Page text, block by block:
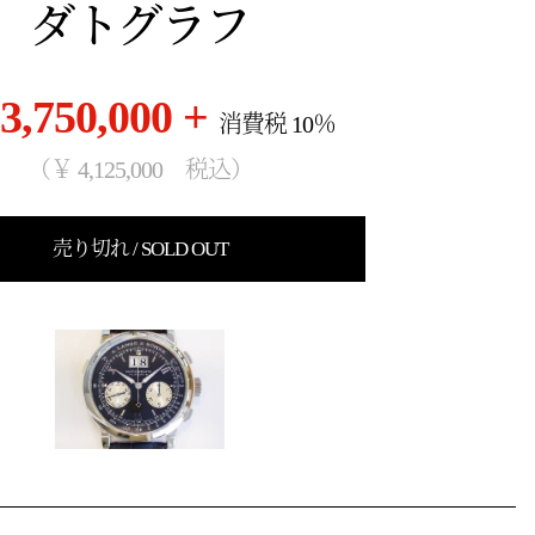
ダトグラフ
+ 消費税 10％
（￥ 4,125,000 税込）
売り切れ / SOLD OUT